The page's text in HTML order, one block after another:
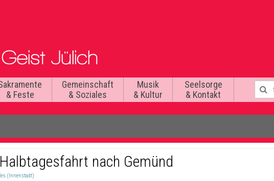
& Feste
Gemeinschaft
& Soziales
Musik
& Kultur
Seelsorge
& Kontakt
nach Gemünd
(Innenstadt)